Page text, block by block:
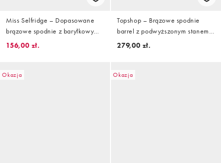
Miss Selfridge – Dopasowane
brązowe spodnie z baryłkowymi
nogawkami
156,00 zł.
Topshop – Brązowe spodnie
barrel z podwyższonym stanem i
zakładkami
279,00 zł.
Okazja Okazja